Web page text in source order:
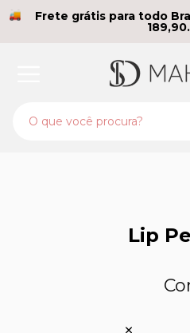
Frete grátis para todo
189,90.
Lip